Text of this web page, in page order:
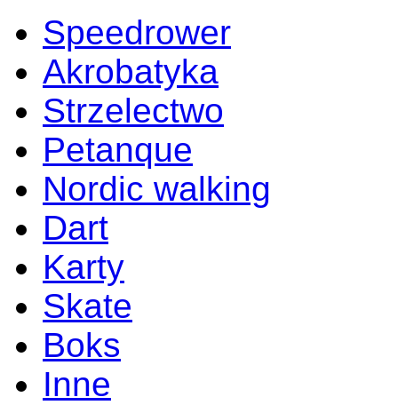
Speedrower
Akrobatyka
Strzelectwo
Petanque
Nordic walking
Dart
Karty
Skate
Boks
Inne